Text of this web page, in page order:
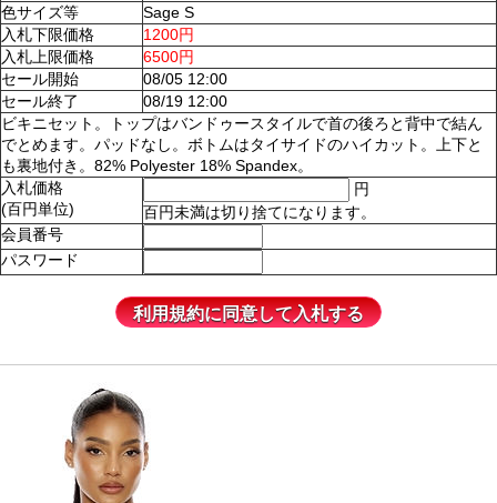
色サイズ等
Sage S
入札下限価格
1200円
入札上限価格
6500円
セール開始
08/05 12:00
セール終了
08/19 12:00
ビキニセット。トップはバンドゥースタイルで首の後ろと背中で結ん
でとめます。パッドなし。ボトムはタイサイドのハイカット。上下と
も裏地付き。82% Polyester 18% Spandex。
入札価格
(百円単位)
円
百円未満は切り捨てになります。
会員番号
パスワード